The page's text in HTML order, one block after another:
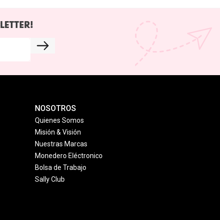
NOSOTROS
Quienes Somos
Misión & Visión
Nuestras Marcas
Monedero Eléctronico
Bolsa de Trabajo
Sally Club